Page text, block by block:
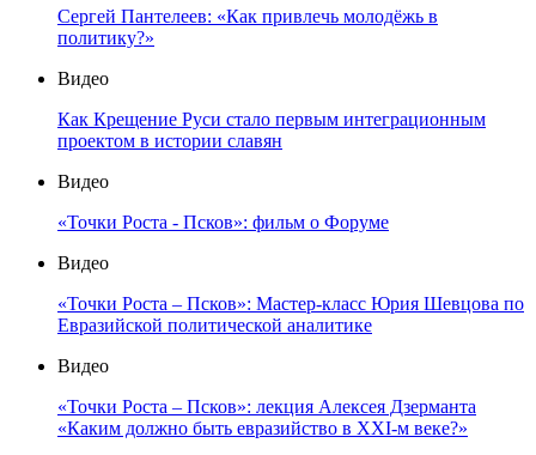
Сергей Пантелеев: «Как привлечь молодёжь в
политику?»
Видео
Как Крещение Руси стало первым интеграционным
проектом в истории славян
Видео
«Точки Роста - Псков»: фильм о Форуме
Видео
«Точки Роста – Псков»: Мастер-класс Юрия Шевцова по
Евразийской политической аналитике
Видео
«Точки Роста – Псков»: лекция Алексея Дзерманта
«Каким должно быть евразийство в XXI-м веке?»